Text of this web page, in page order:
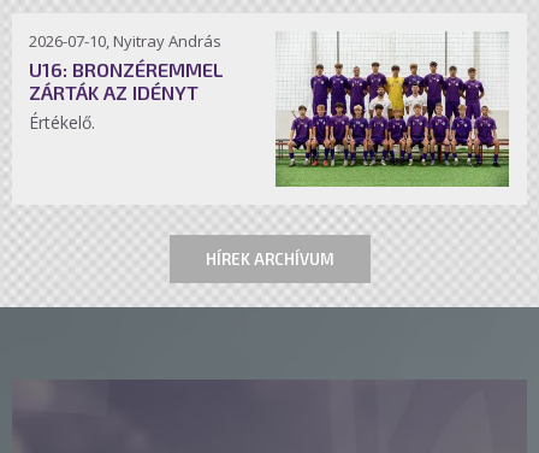
2026-07-10, Nyitray András
U16: BRONZÉREMMEL
ZÁRTÁK AZ IDÉNYT
Értékelő.
HÍREK ARCHÍVUM